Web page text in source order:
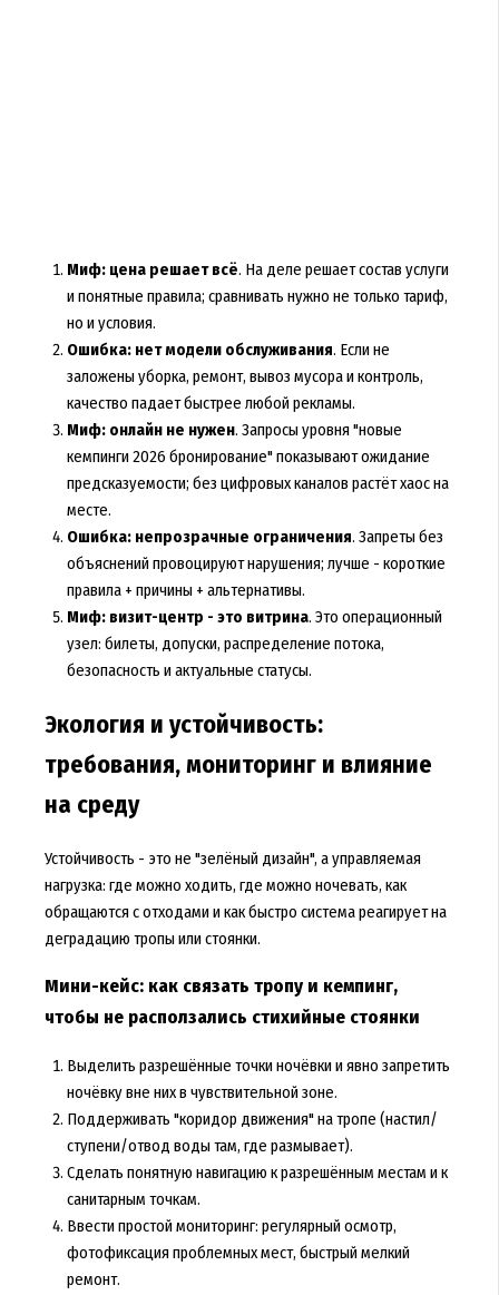
Миф: цена решает всё. На деле решает состав услуги
и понятные правила; сравнивать нужно не только тариф,
но и условия.
Ошибка: нет модели обслуживания. Если не
заложены уборка, ремонт, вывоз мусора и контроль,
качество падает быстрее любой рекламы.
Миф: онлайн не нужен. Запросы уровня "новые
кемпинги 2026 бронирование" показывают ожидание
предсказуемости; без цифровых каналов растёт хаос на
месте.
Ошибка: непрозрачные ограничения. Запреты без
объяснений провоцируют нарушения; лучше - короткие
правила + причины + альтернативы.
Миф: визит-центр - это витрина. Это операционный
узел: билеты, допуски, распределение потока,
безопасность и актуальные статусы.
Экология и устойчивость:
требования, мониторинг и влияние
на среду
Устойчивость - это не "зелёный дизайн", а управляемая
нагрузка: где можно ходить, где можно ночевать, как
обращаются с отходами и как быстро система реагирует на
деградацию тропы или стоянки.
Мини-кейс: как связать тропу и кемпинг,
чтобы не расползались стихийные стоянки
Выделить разрешённые точки ночёвки и явно запретить
ночёвку вне них в чувствительной зоне.
Поддерживать "коридор движения" на тропе (настил/
ступени/отвод воды там, где размывает).
Сделать понятную навигацию к разрешённым местам и к
санитарным точкам.
Ввести простой мониторинг: регулярный осмотр,
фотофиксация проблемных мест, быстрый мелкий
ремонт.